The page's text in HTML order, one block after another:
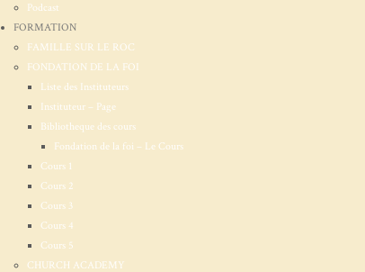
Podcast
FORMATION
FAMILLE SUR LE ROC
FONDATION DE LA FOI
Liste des Instituteurs
Instituteur – Page
Bibliotheque des cours
Fondation de la foi – Le Cours
Cours 1
Cours 2
Cours 3
Cours 4
Cours 5
CHURCH ACADEMY